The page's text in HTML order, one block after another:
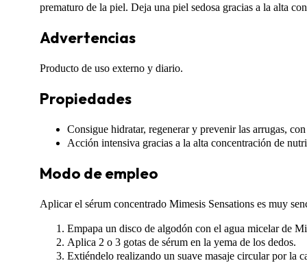
prematuro de la piel. Deja una piel sedosa gracias a la alta
Advertencias
Producto de uso externo y diario.
Propiedades
Consigue hidratar, regenerar y prevenir las arrugas,
Acción intensiva gracias a la alta concentración de
Modo de empleo
Aplicar el sérum concentrado Mimesis Sensations es muy
Empapa un disco de algodón con el agua micelar de
Aplica 2 o 3 gotas de sérum en la yema de los dedos.
Extiéndelo realizando un suave masaje circular por la